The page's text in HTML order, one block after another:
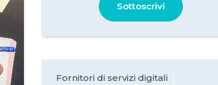
Sottoscrivi
Fornitori di servizi digitali